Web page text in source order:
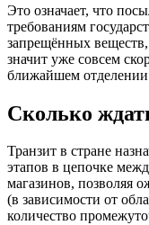
Это означает, что
требованиям
запрещённых
значит уже совсем
ближайшем
Сколько
Транзит в стране
этапов в цепочке
магазинов, позволяя
(в зависимости от
количество